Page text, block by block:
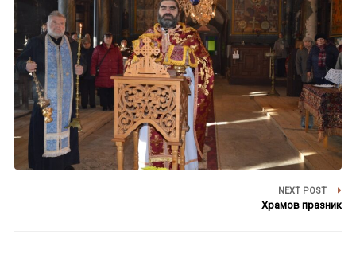
NEXT POST
Храмов празник